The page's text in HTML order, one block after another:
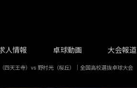
人情報 卓球動画 大会報道
四天王寺）vs 野村光（桜丘）｜全国高校選抜卓球大会